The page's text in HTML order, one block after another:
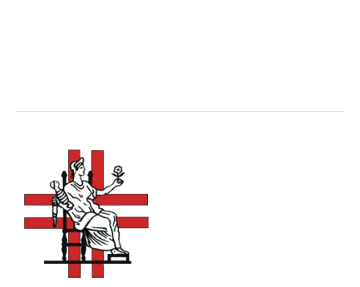
Circolare
29/2024